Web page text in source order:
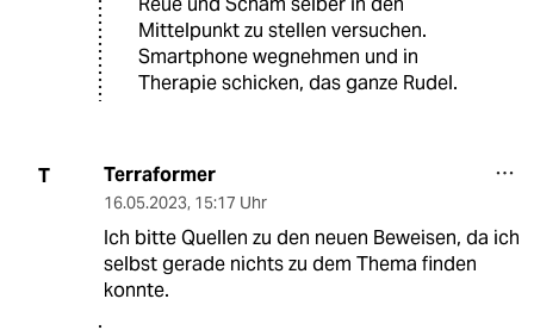
Mittelpunkt zu stellen versuchen.
Smartphone wegnehmen und in
Therapie schicken, das ganze Rudel.
T Terraformer
16.05.2023, 15:17 Uhr
Ich bitte Quellen zu den neuen Beweisen, da ich
selbst gerade nichts zu dem Thema finden
konnte.